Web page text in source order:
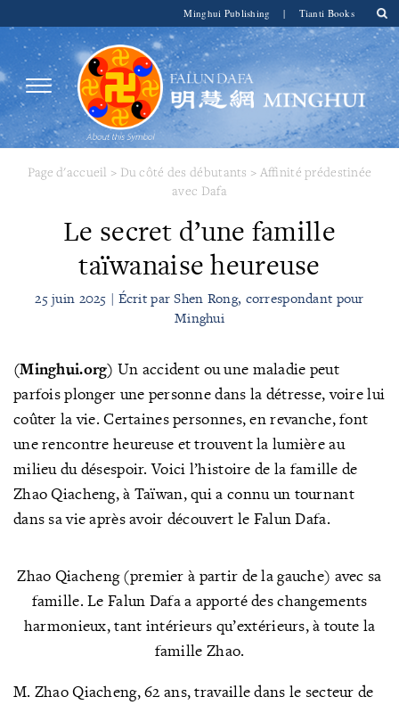
Minghui Publishing | Tianti Books
Page d'accueil > Du côté des débutants > Affinité prédestinée
avec Dafa
Le secret d’une famille
taïwanaise heureuse
25 juin 2025 | Écrit par Shen Rong, correspondant pour
Minghui
(Minghui.org)Un accident ou une maladie peut
parfois plonger une personne dans la détresse, voire lui
coûter la vie. Certaines personnes, en revanche, font
une rencontre heureuse et trouvent la lumière au
milieu du désespoir. Voici l’histoire de la famille de
Zhao Qiacheng, à Taïwan, qui a connu un tournant
dans sa vie après avoir découvert le Falun Dafa.
Zhao Qiacheng (premier à partir de la gauche) avec sa
famille. Le Falun Dafa a apporté des changements
harmonieux, tant intérieurs qu’extérieurs, à toute la
famille Zhao.
M. Zhao Qiacheng, 62 ans, travaille dans le secteur de